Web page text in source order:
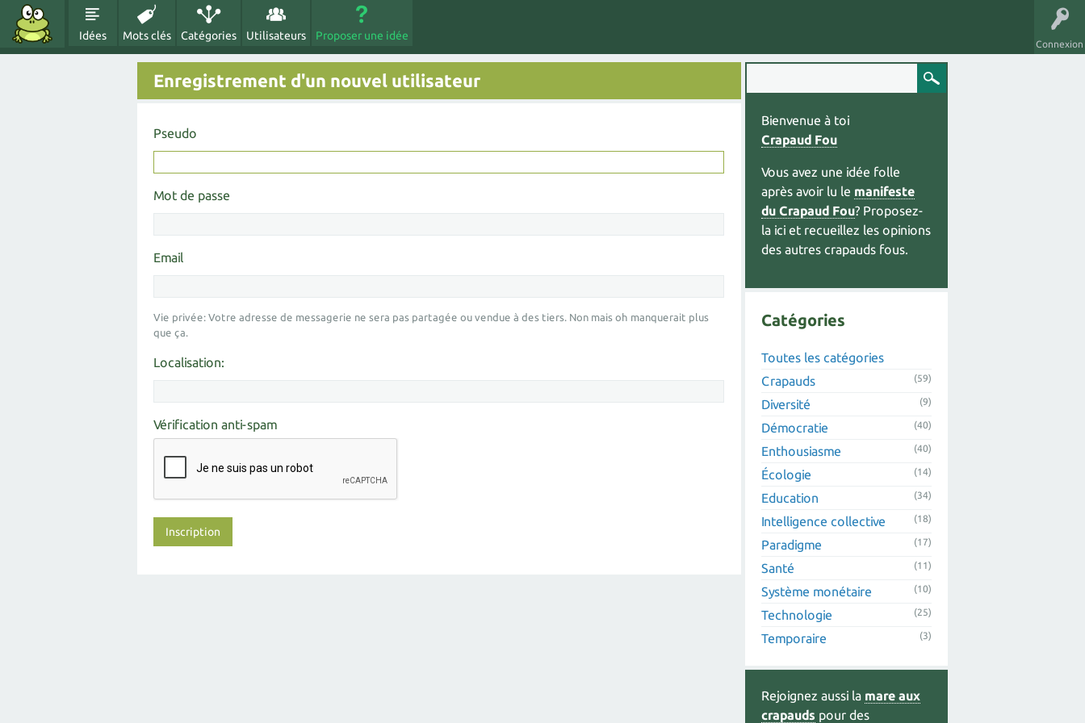
Connexion
Idées Mots clés Catégories Utilisateurs Proposer une idée
Enregistrement d'un nouvel utilisateur
Pseudo
Mot de passe
Email
Vie privée: Votre adresse de messagerie ne sera pas partagée ou vendue à des tiers. Non mais oh manquerait plus
que ça.
Localisation:
Vérification anti-spam
Bienvenue à toi
Crapaud Fou
Vous avez une idée folle
après avoir lu le manifeste
du Crapaud Fou? Proposez-
la ici et recueillez les opinions
des autres crapauds fous.
Catégories
Toutes les catégories
Crapauds
(59)
Diversité (9)
Démocratie (40)
Enthousiasme (40)
Écologie (14)
Education (34)
Intelligence collective (18)
Paradigme (17)
Santé (11)
Système monétaire (10)
Technologie (25)
Temporaire (3)
Rejoignez aussi la mare aux
crapauds pour des